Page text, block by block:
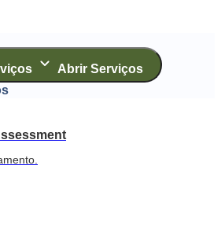
Abrir Serviços